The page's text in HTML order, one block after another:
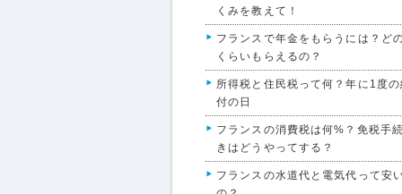
くみを教えて！
フランスで年金をもらうには？ど
くらいもらえるの？
所得税と住民税って何？年に1度の
付の日
フランスの消費税は何%？免税手続
きはどうやってする？
フランスの水道代と電気代って安